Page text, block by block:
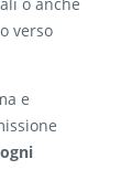
verso
e